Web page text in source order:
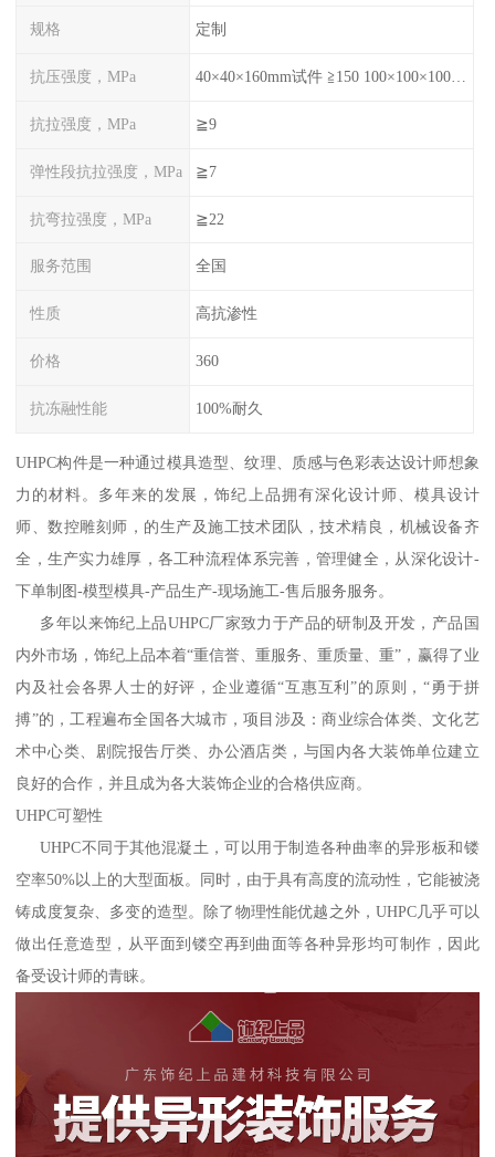
规格 定制
抗压强度，MPa 40×40×160mm试件 ≧150 100×100×100mm试件≧120
抗拉强度，MPa ≧9
弹性段抗拉强度，MPa ≧7
抗弯拉强度，MPa ≧22
服务范围 全国
性质 高抗渗性
价格 360
抗冻融性能 100%耐久
UHPC构件是一种通过模具造型、纹理、质感与色彩表达设计师想象
力的材料。多年来的发展，饰纪上品拥有深化设计师、模具设计
师、数控雕刻师，的生产及施工技术团队，技术精良，机械设备齐
全，生产实力雄厚，各工种流程体系完善，管理健全，从深化设计-
下单制图-模型模具-产品生产-现场施工-售后服务服务。
多年以来饰纪上品UHPC厂家致力于产品的研制及开发，产品国
内外市场，饰纪上品本着“重信誉、重服务、重质量、重”，赢得了业
内及社会各界人士的好评，企业遵循“互惠互利”的原则，“勇于拼
搏”的，工程遍布全国各大城市，项目涉及：商业综合体类、文化艺
术中心类、剧院报告厅类、办公酒店类，与国内各大装饰单位建立
良好的合作，并且成为各大装饰企业的合格供应商。
UHPC可塑性
UHPC不同于其他混凝土，可以用于制造各种曲率的异形板和镂
空率50%以上的大型面板。同时，由于具有高度的流动性，它能被浇
铸成度复杂、多变的造型。除了物理性能优越之外，UHPC几乎可以
做出任意造型，从平面到镂空再到曲面等各种异形均可制作，因此
备受设计师的青睐。